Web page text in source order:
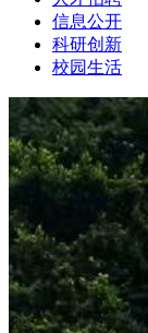
信息公开
科研创新
校园生活